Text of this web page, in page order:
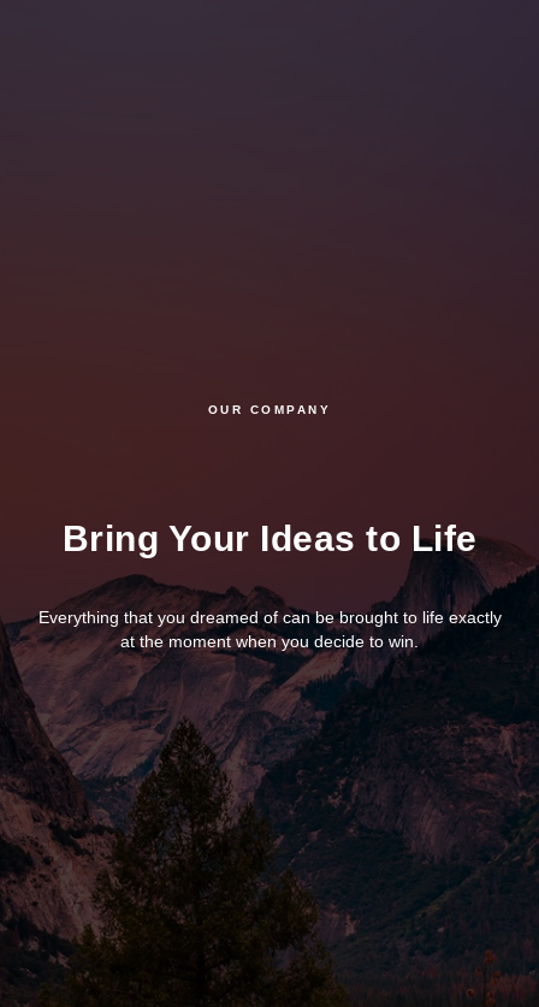
OUR COMPANY
Bring Your Ideas to Life
Everything that you dreamed of can be brought to life exactly
at the moment when you decide to win.